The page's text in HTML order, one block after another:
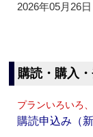
2026年05月26
購読・購入
プランいろいろ
購読申込み（